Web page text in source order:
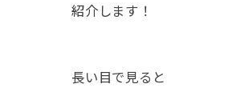
紹介します！
長い目で見ると